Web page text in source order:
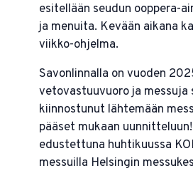
esitellään seudun ooppera-
ja menuita. Kevään aikana
viikko-ohjelma.
Savonlinnalla on vuoden
vetovastuuvuoro ja messuja
kiinnostunut lähtemään
pääset mukaan
edustettuna huhtikuussa
messuilla Helsingin